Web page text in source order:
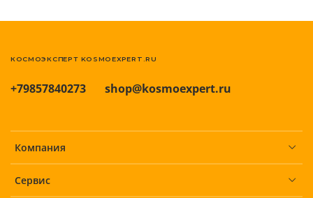
Компания
Сервис
+79857840273 shop@kosmoexpert.ru
КОСМОЭКСПЕРТ KOSMOEXPERT.RU